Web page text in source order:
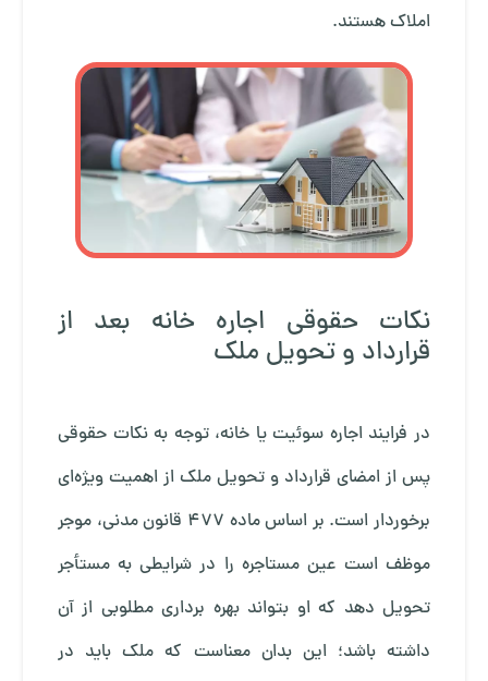
املاک هستند.
نکات حقوقی اجاره خانه بعد از
قرارداد و تحویل ملک
در فرایند اجاره سوئیت یا خانه، توجه به نکات حقوقی
پس از امضای قرارداد و تحویل ملک از اهمیت ویژه‌ای
برخوردار است. بر اساس ماده ۴۷۷ قانون مدنی، موجر
موظف است عین مستاجره را در شرایطی به مستأجر
تحویل دهد که او بتواند بهره برداری مطلوبی از آن
داشته باشد؛ این بدان معناست که ملک باید در